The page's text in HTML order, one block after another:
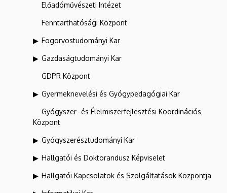
Előadóművészeti Intézet
Fenntarthatósági Központ
Fogorvostudományi Kar
Gazdaságtudományi Kar
GDPR Központ
Gyermeknevelési és Gyógypedagógiai Kar
Gyógyszer- és Élelmiszerfejlesztési Koordinációs
Központ
Gyógyszerésztudományi Kar
Hallgatói és Doktorandusz Képviselet
Hallgatói Kapcsolatok és Szolgáltatások Központja